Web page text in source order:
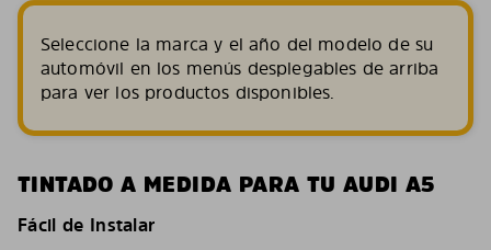
Seleccione la marca y el año del modelo de su
automóvil en los menús desplegables de arriba
para ver los productos disponibles.
TINTADO A MEDIDA PARA TU AUDI A5
Fácil de Instalar